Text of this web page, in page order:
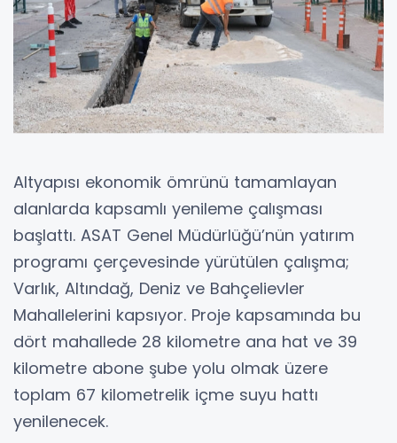
Altyapısı ekonomik ömrünü tamamlayan
alanlarda kapsamlı yenileme çalışması
başlattı. ASAT Genel Müdürlüğü’nün yatırım
programı çerçevesinde yürütülen çalışma;
Varlık, Altındağ, Deniz ve Bahçelievler
Mahallelerini kapsıyor. Proje kapsamında bu
dört mahallede 28 kilometre ana hat ve 39
kilometre abone şube yolu olmak üzere
toplam 67 kilometrelik içme suyu hattı
yenilenecek.